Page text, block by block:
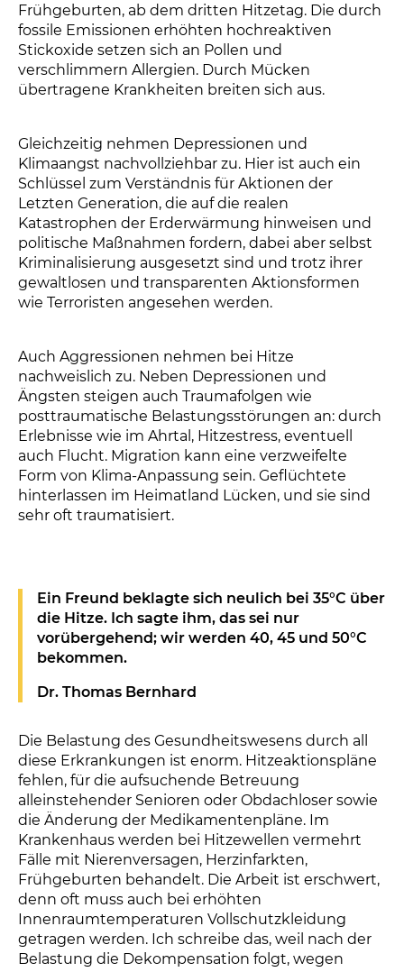
Frühgeburten, ab dem dritten Hitzetag. Die durch
fossile Emissionen erhöhten hochreaktiven
Stickoxide setzen sich an Pollen und
verschlimmern Allergien. Durch Mücken
übertragene Krankheiten breiten sich aus.
Gleichzeitig nehmen Depressionen und
Klimaangst nachvollziehbar zu. Hier ist auch ein
Schlüssel zum Verständnis für Aktionen der
Letzten Generation, die auf die realen
Katastrophen der Erderwärmung hinweisen und
politische Maßnahmen fordern, dabei aber selbst
Kriminalisierung ausgesetzt sind und trotz ihrer
gewaltlosen und transparenten Aktionsformen
wie Terroristen angesehen werden.
Auch Aggressionen nehmen bei Hitze
nachweislich zu. Neben Depressionen und
Ängsten steigen auch Traumafolgen wie
posttraumatische Belastungsstörungen an: durch
Erlebnisse wie im Ahrtal, Hitzestress, eventuell
auch Flucht. Migration kann eine verzweifelte
Form von Klima-Anpassung sein. Geflüchtete
hinterlassen im Heimatland Lücken, und sie sind
sehr oft traumatisiert.
Ein Freund beklagte sich neulich bei 35°C über
die Hitze. Ich sagte ihm, das sei nur
vorübergehend; wir werden 40, 45 und 50°C
bekommen.
Dr. Thomas Bernhard
Die Belastung des Gesundheitswesens durch all
diese Erkrankungen ist enorm. Hitzeaktionspläne
fehlen, für die aufsuchende Betreuung
alleinstehender Senioren oder Obdachloser sowie
die Änderung der Medikamentenpläne. Im
Krankenhaus werden bei Hitzewellen vermehrt
Fälle mit Nierenversagen, Herzinfarkten,
Frühgeburten behandelt. Die Arbeit ist erschwert,
denn oft muss auch bei erhöhten
Innenraumtemperaturen Vollschutzkleidung
getragen werden. Ich schreibe das, weil nach der
Belastung die Dekompensation folgt, wegen